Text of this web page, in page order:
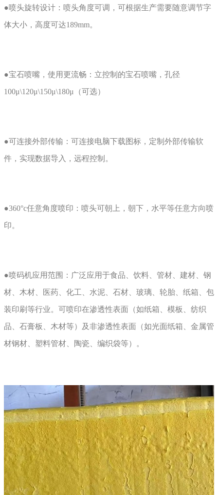
●喷头旋转设计：喷头角度可调，可根据生产需要随意调节字
体大小，高度可达189mm。
●宝石喷嘴，使用更流畅：立控制的宝石喷嘴，孔径
100μ\120μ\150μ\180μ（可选）
●可连接外部传输：可连接电脑下载图标，定制外部传输软
件，实现数据导入，远程控制。
●360°c任意角度喷印：喷头可朝上，朝下，水平等任意方向喷
印。
●喷码机应用范围：广泛应用于食品、饮料、管材、建材、钢
材、木材、医药、化工、水泥、石材、玻璃、轮胎、纸箱、包
装印刷等行业。可喷印在渗透性表面（如纸箱、模板、纺织
品、石膏板、木材等）及非渗透性表面（如光面纸箱、金属管
材钢材、塑料管材、陶瓷、编织袋等）。